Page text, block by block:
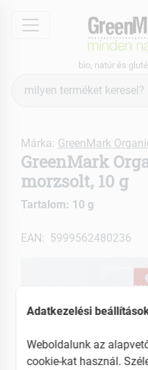
menu
bio, natúr és
keresés
Márka: GreenMark
GreenMark
morzsolt, 10 g
Tartalom: 10 g
EAN: 5999562480236
Adatkezelési
Weboldalunk az
cookie-kat használ.